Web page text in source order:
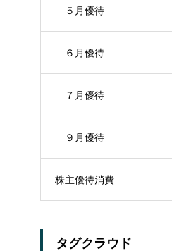
５月優待
６月優待
７月優待
９月優待
株主優待消費
タグクラウド